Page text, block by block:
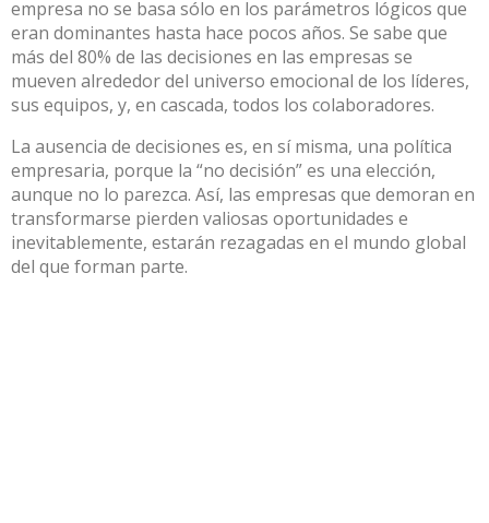
empresa no se basa sólo en los parámetros lógicos que
eran dominantes hasta hace pocos años. Se sabe que
más del 80% de las decisiones en las empresas se
mueven alrededor del universo emocional de los líderes,
sus equipos, y, en cascada, todos los colaboradores.
La ausencia de decisiones es, en sí misma, una política
empresaria, porque la “no decisión” es una elección,
aunque no lo parezca. Así, las empresas que demoran en
transformarse pierden valiosas oportunidades e
inevitablemente, estarán rezagadas en el mundo global
del que forman parte.